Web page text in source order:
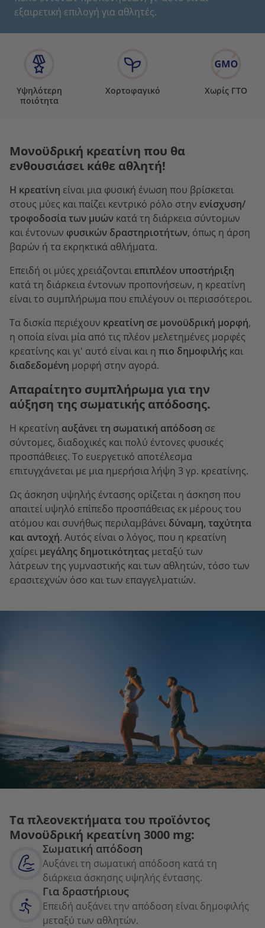
εξαιρετική επιλογή για αθλητές.
Υψηλότερη
ποιότητα
Χορτοφαγικό Χωρίς ΓΤΟ
Μονοϋδρική κρεατίνη που θα
ενθουσιάσει κάθε αθλητή!
Η κρεατίνη είναι μια φυσική ένωση που βρίσκεται
στους μύες και παίζει κεντρικό ρόλο στην ενίσχυση/
τροφοδοσία των μυών κατά τη διάρκεια σύντομων
και έντονων φυσικών δραστηριοτήτων, όπως η άρση
βαρών ή τα εκρηκτικά αθλήματα.
Επειδή οι μύες χρειάζονταιεπιπλέον υποστήριξη
κατά τη διάρκεια έντονων προπονήσεων, η κρεατίνη
είναι το συμπλήρωμα που επιλέγουν οι περισσότεροι.
Τα δισκία περιέχουν κρεατίνη σε μονοϋδρική μορφή,
η οποία είναι μία από τις πλέον μελετημένες μορφές
κρεατίνης και γι' αυτό είναι και η πιο δημοφιλής και
διαδεδομένη μορφή στην αγορά.
Απαραίτητο συμπλήρωμα για την
αύξηση της σωματικής απόδοσης.
Η κρεατίνη αυξάνει τη σωματική απόδοση σε
σύντομες, διαδοχικές και πολύ έντονες φυσικές
προσπάθειες. Το ευεργετικό αποτέλεσμα
επιτυγχάνεται με μια ημερήσια λήψη 3 γρ. κρεατίνης.
Ως άσκηση υψηλής έντασης ορίζεται η άσκηση που
απαιτεί υψηλό επίπεδο προσπάθειας εκ μέρους του
ατόμου και συνήθως περιλαμβάνει δύναμη, ταχύτητα
και αντοχή. Αυτός είναι ο λόγος, που η κρεατίνη
χαίρει μεγάλης δημοτικότητας μεταξύ των
λάτρεων της γυμναστικής και των αθλητών, τόσο των
ερασιτεχνών όσο και των επαγγελματιών.
Τα πλεονεκτήματα του προϊόντος
Mονοϋδρική κρεατίνη 3000 mg:
Σωματική απόδοση
Αυξάνει τη σωματική απόδοση κατά τη
διάρκεια άσκησης υψηλής έντασης.
Για δραστήριους
Επειδή αυξάνει την απόδοση είναι δημοφιλής
μεταξύ των αθλητών.